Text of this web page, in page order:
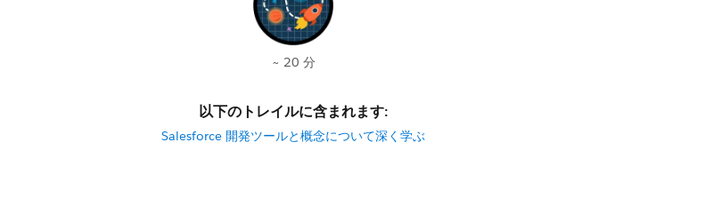
~ 20 分
以下のトレイルに含まれます:
Salesforce 開発ツールと概念について深く学ぶ